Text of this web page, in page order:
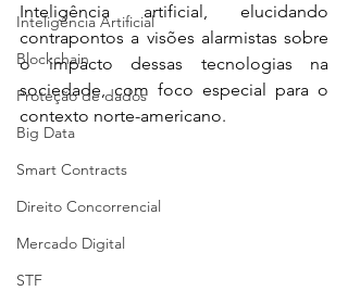
Inteligência Artificial
Blockchain
Proteção de dados
Big Data
Smart Contracts
Direito Concorrencial
Mercado Digital
STF
Inteligência artificial, elucidando
contrapontos a visões alarmistas sobre
o impacto dessas tecnologias na
sociedade, com foco especial para o
contexto norte-americano.